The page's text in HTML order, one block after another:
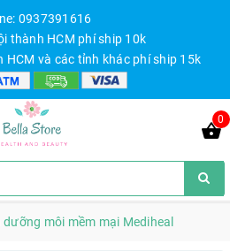
0937391616
thành HCM phí ship 10k
và các tỉnh khác phí ship 15k
0
dưỡng môi mềm mại Mediheal